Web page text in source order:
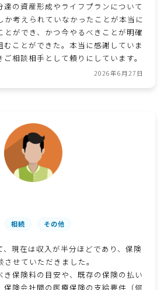
達の資産形成やライフプランについて
か考えられていなかったことが本当に
とができ、かつ今やるべきことが明確
むことができた。本当に感謝していま
相談相手として頼りにしています。
2026年6月27日
相続 その他
、現在は収入が半分ほどであり、保険
せていただきました。
き保険料の目安や、既存の保険の払い
保険会社間の医療保険の支給要件（何